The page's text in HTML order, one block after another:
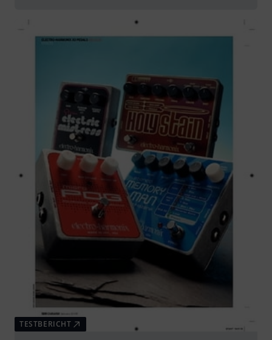
TESTBERICHT